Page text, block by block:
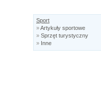
Sport
»Artykuły sportowe
» Sprzęt turystyczny
» Inne